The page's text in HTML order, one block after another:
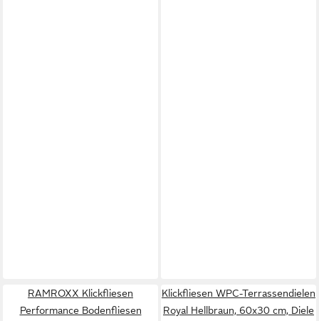
RAMROXX Klickfliesen
Performance Bodenfliesen
Klickfliesen WPC-Terrassendielen
Royal Hellbraun, 60x30 cm, Diele